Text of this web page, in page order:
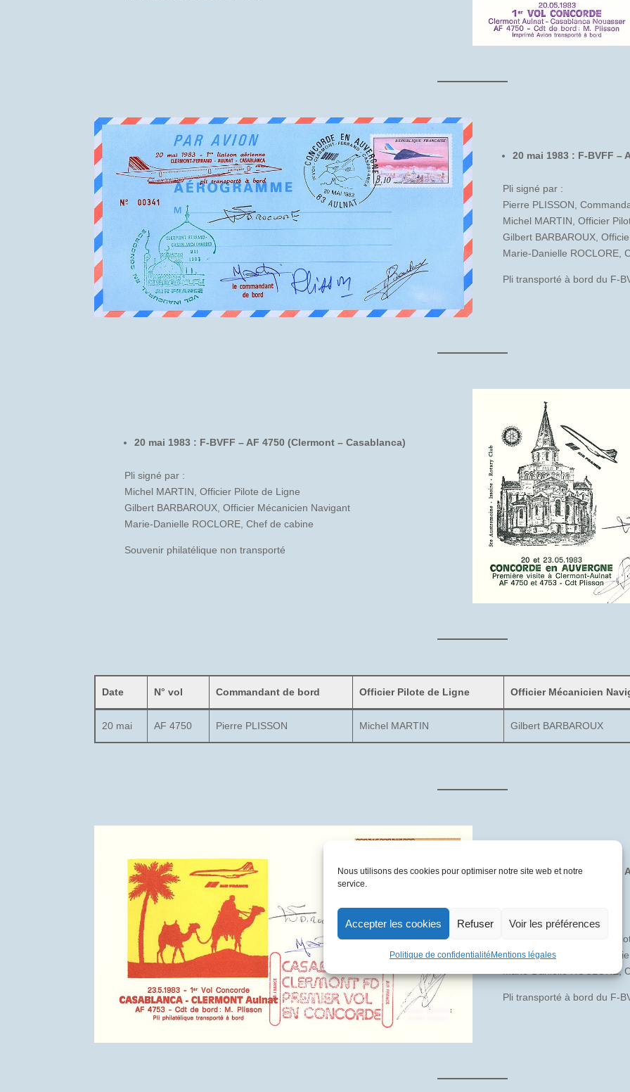
Nous utilisons des cookies pour optimiser notre site web et notre
service.
Accepter les cookies Refuser Voir les préférences
Politique de confidentialité Mentions légales
20 mai 1983 : F-BVFF –
Pli signé par :
Pierre PLISSON,
Michel MARTIN, Officier
Gilbert BARBAROUX,
Marie-Danielle ROCLORE,
Pli transporté à bord du F-
20 mai 1983 : F-BVFF – AF 4750 (Clermont – Casablanca)
Pli signé par :
Michel MARTIN, Officier Pilote de Ligne
Gilbert BARBAROUX, Officier Mécanicien Navigant
Marie-Danielle ROCLORE, Chef de cabine
Souvenir philatélique non transporté
Date N° vol Commandant de bord Officier Pilote de Ligne Officier Mécanicien
20 mai AF 4750 Pierre PLISSON Michel MARTIN Gilbert BARBAROUX
23 mai 1983 : F-BVFF –
Pli signé par :
Michel MARTIN, Officier
Gilbert BARBAROUX,
Marie-Danielle ROCLORE,
Pli transporté à bord du F-